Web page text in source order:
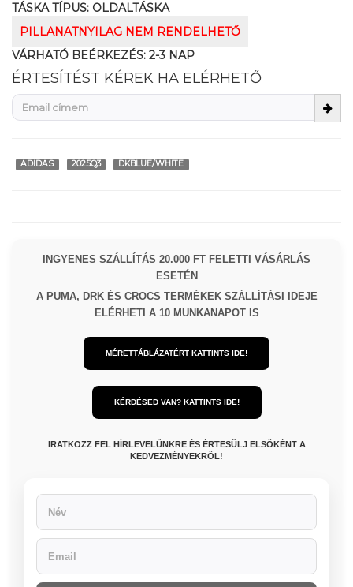
TÁSKA TÍPUS: OLDALTÁSKA
PILLANATNYILAG NEM RENDELHETŐ
VÁRHATÓ BEÉRKEZÉS: 2-3 NAP
ÉRTESÍTÉST KÉREK HA ELÉRHETŐ
ADIDAS 2025Q3 DKBLUE/WHITE
INGYENES SZÁLLÍTÁS 20.000 FT FELETTI VÁSÁRLÁS
ESETÉN
A PUMA, DRK ÉS CROCS TERMÉKEK SZÁLLÍTÁSI IDEJE
ELÉRHETI A 10 MUNKANAPOT IS
MÉRETTÁBLÁZATÉRT KATTINTS IDE!
KÉRDÉSED VAN? KATTINTS IDE!
IRATKOZZ FEL HÍRLEVELÜNKRE ÉS ÉRTESÜLJ ELSŐKÉNT A
KEDVEZMÉNYEKRŐL!